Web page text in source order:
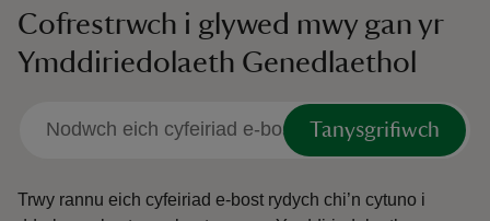
Cofrestrwch i glywed mwy gan yr
Ymddiriedolaeth Genedlaethol
Tanysgrifiwch
Trwy rannu eich cyfeiriad e-bost rydych chi’n cytuno i